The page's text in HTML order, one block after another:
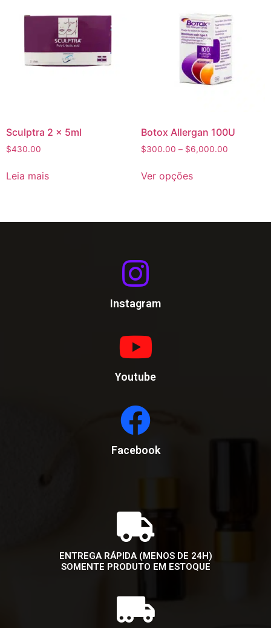
Sculptra 2 x 5ml
$430.00
Leia mais
Botox Allergan 100U
$300.00 – $6,000.00
Ver opções
Instagram
Youtube
Facebook
ENTREGA RÁPIDA (MENOS DE 24H)
SOMENTE PRODUTO EM ESTOQUE